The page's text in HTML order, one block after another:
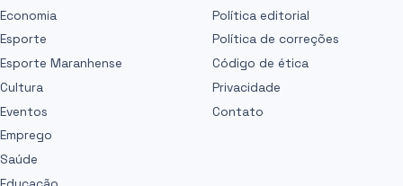
Economia
Esporte
Esporte Maranhense
Cultura
Eventos
Emprego
Saúde
Política editorial
Política de correções
Código de ética
Privacidade
Contato